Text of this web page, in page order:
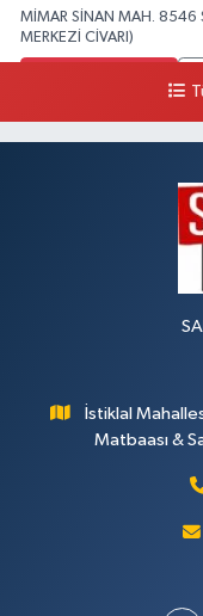
MİMAR SİNAN MAH. 8546
MERKEZİ CİVARI)
İstiklal
Matbaası &